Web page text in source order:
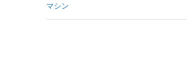
マシン